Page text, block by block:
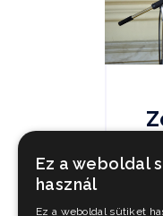
Ez a weboldal
használ
Ez a weboldal sütiket